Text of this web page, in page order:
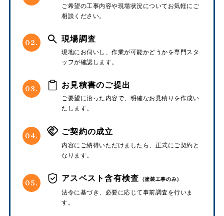
ご希望の工事内容や現場状況についてお気軽にご
相談ください。
02. 現場調査
現地にお伺いし、作業が可能かどうかを専門スタ
ッフが確認します。
03. お見積書のご提出
ご要望に沿った内容で、明確なお見積りを作成い
たします。
04. ご契約の成立
内容にご納得いただけましたら、正式にご契約と
なります。
05. アスベスト含有検査 （塗装工事のみ）
法令に基づき、必要に応じて事前調査を行いま
す。